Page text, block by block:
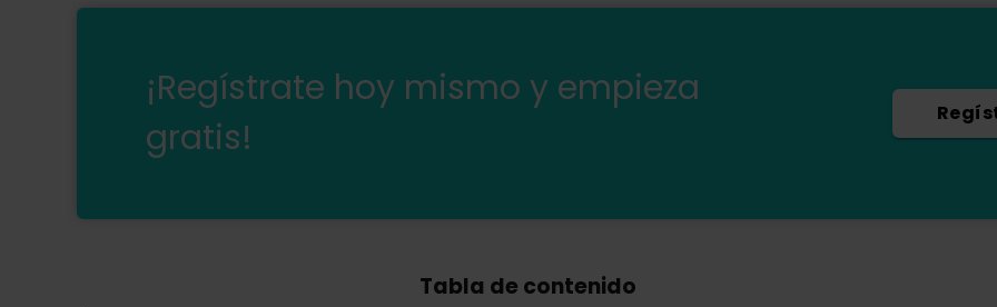
¡Regístrate hoy mismo y empieza
gratis!
Tabla de contenido